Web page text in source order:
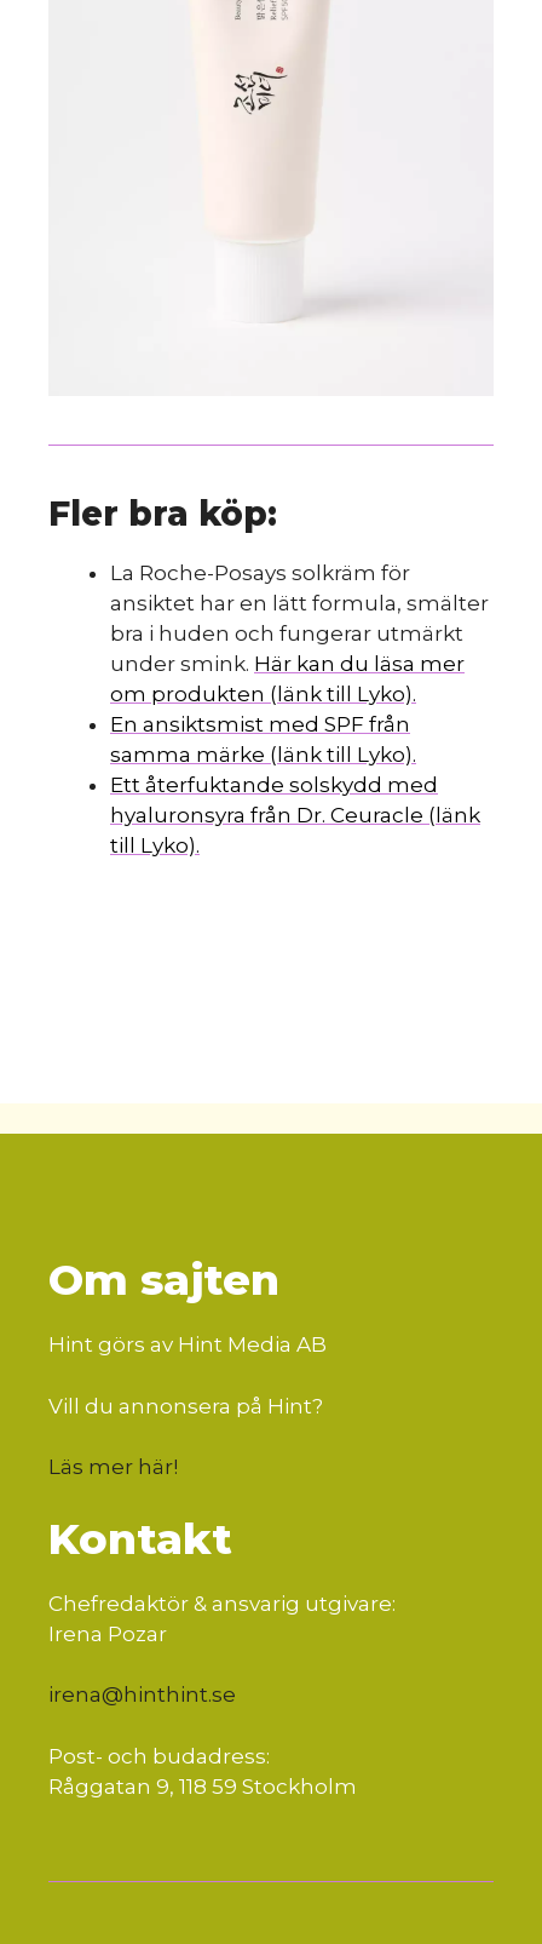
Fler bra köp:
La Roche-Posays solkräm för
ansiktet har en lätt formula, smälter
bra i huden och fungerar utmärkt
under smink. Här kan du läsa mer
om produkten (länk till Lyko).
En ansiktsmist med SPF från
samma märke (länk till Lyko).
Ett återfuktande solskydd med
hyaluronsyra från Dr. Ceuracle (länk
till Lyko).
Om sajten
Hint görs av Hint Media AB
Vill du annonsera på Hint?
Läs mer här!
Kontakt
Chefredaktör & ansvarig utgivare:
Irena Pozar
irena@hinthint.se
Post- och budadress:
Råggatan 9, 118 59 Stockholm